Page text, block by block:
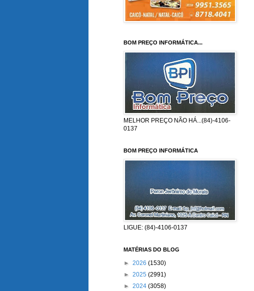
BOM PREÇO INFORMÁTICA...
MELHOR PREÇO NÃO HÁ...(84)-4106-
0137
BOM PREÇO INFORMÁTICA
LIGUE: (84)-4106-0137
MATÉRIAS DO BLOG
► 2026 (1530)
► 2025 (2991)
► 2024 (3058)